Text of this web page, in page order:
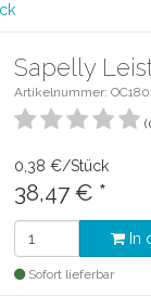
Sapelly
Artikelnummer:
0,38 €/Stück
38,47 € *
In
Sofort lieferbar